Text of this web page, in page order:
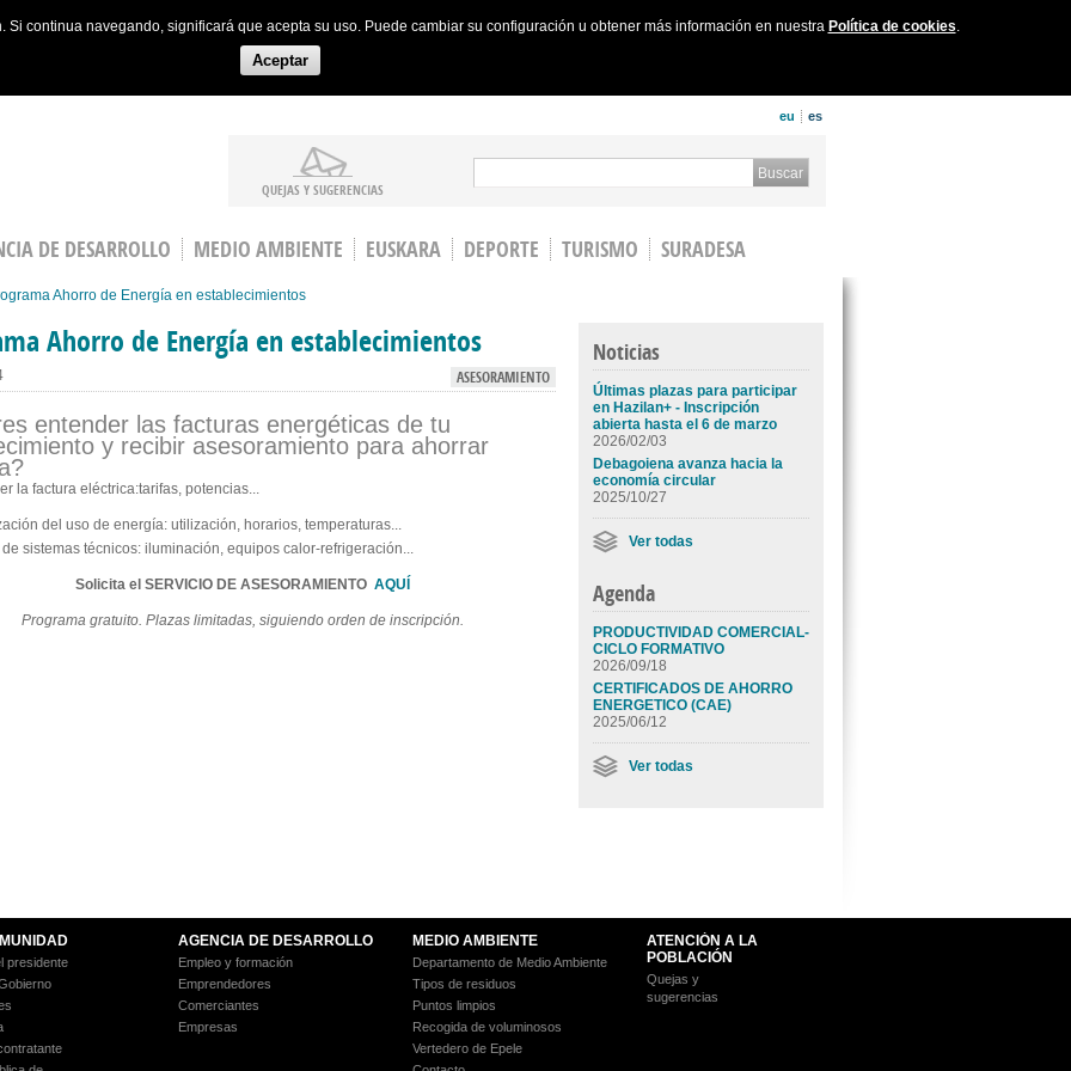
Si continua navegando, significará que acepta su uso. Puede cambiar su configuración u obtener más información en nuestra Política de cookies.
Aceptar
eu es
QUEJAS Y SUGERENCIAS
Search form
DE DESARROLLO MEDIO AMBIENTE EUSKARA DEPORTE TURISMO
SURADESA
Ahorro de Energía en establecimientos
Ahorro de Energía en establecimientos
ASESORAMIENTO
entender las facturas energéticas de tu
y recibir asesoramiento para ahorrar
la factura eléctrica:tarifas, potencias...
del uso de energía: utilización, horarios, temperaturas...
de sistemas técnicos: iluminación, equipos calor-refrigeración...
Solicita el SERVICIO DE ASESORAMIENTO AQUÍ
Programa gratuito. Plazas limitadas, siguiendo orden de inscripción.
Noticias
Últimas plazas para participar
en Hazilan+ - Inscripción
abierta hasta el 6 de marzo
2026/02/03
Debagoiena avanza hacia la
economía circular
2025/10/27
Ver todas
Agenda
PRODUCTIVIDAD COMERCIAL-
CICLO FORMATIVO
2026/09/18
CERTIFICADOS DE AHORRO
ENERGETICO (CAE)
2025/06/12
Ver todas
presidente
AGENCIA DE DESARROLLO
Empleo y formación
Emprendedores
Comerciantes
Empresas
MEDIO AMBIENTE
Departamento de Medio Ambiente
Tipos de residuos
Puntos limpios
Recogida de voluminosos
Vertedero de Epele
ATENCIÓN A LA
POBLACIÓN
Quejas y
sugerencias